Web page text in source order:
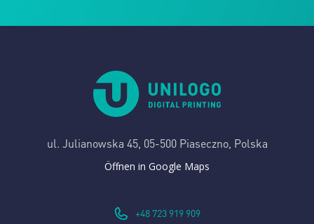
ul. Julianowska 45, 05-500 Piaseczno, Polska
Öffnen in Google Maps
+48 723 919 909